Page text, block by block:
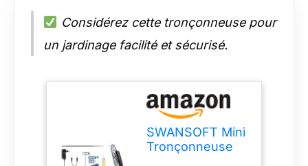
Considérez cette tronçonneuse pour
un jardinage facilité et sécurisé.
SWANSOFT Mini
Tronçonneuse